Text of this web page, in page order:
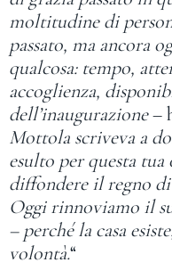
moltitudine di
passato, ma ancora
qualcosa: tempo,
accoglienza,
dell’inaugurazione–
Mottola scriveva a
esulto per questa
diffondere il regno
Oggi rinnoviamo il
– perché la casa
volontà.“